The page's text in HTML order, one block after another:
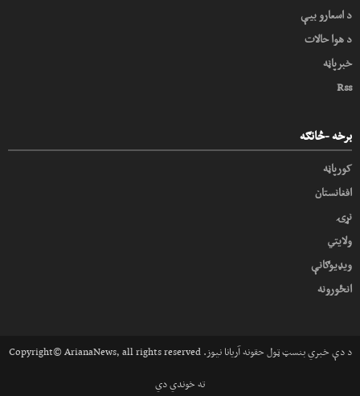
د اسعارو بیې
د هوا حالات
خبرپاڼه
Rss
برخه -څانګه
کورپاڼه
افغانستان
نړۍ
ولایتي
ویډیوګانې
انځورونه
Copyright© ArianaNews, all rights reserved .د دې خبري بنسټ ټول حقونه آریانا نیوز
ته خوندي دي